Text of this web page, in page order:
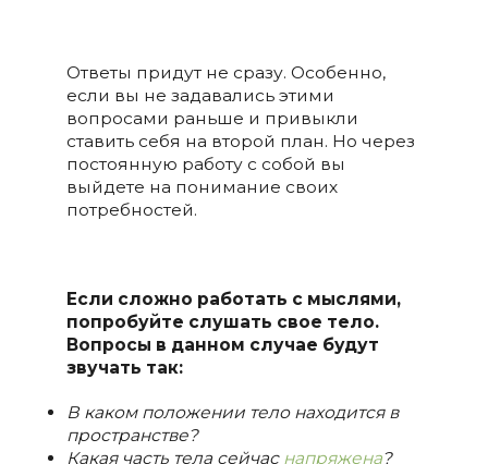
Ответы придут не сразу. Особенно,
если вы не задавались этими
вопросами раньше и привыкли
ставить себя на второй план. Но через
постоянную работу с собой вы
выйдете на понимание своих
потребностей.
Если сложно работать с мыслями,
попробуйте слушать свое тело.
Вопросы в данном случае будут
звучать так:
В каком положении тело находится в
пространстве?
Какая часть тела сейчас напряжена?